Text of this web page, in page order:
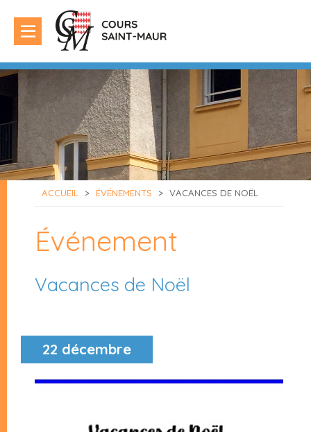
ACCUEIL > ÉVÉNEMENTS > VACANCES DE NOËL
Événement
Vacances de Noël
22 décembre